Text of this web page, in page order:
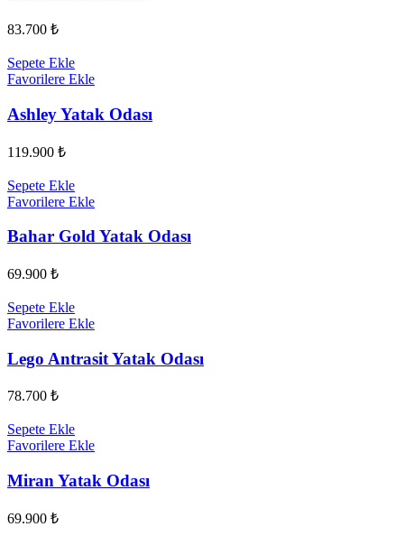
83.700 ₺
Sepete Ekle
Favorilere Ekle
Ashley Yatak Odası
119.900 ₺
Sepete Ekle
Favorilere Ekle
Bahar Gold Yatak Odası
69.900 ₺
Sepete Ekle
Favorilere Ekle
Lego Antrasit Yatak Odası
78.700 ₺
Sepete Ekle
Favorilere Ekle
Miran Yatak Odası
69.900 ₺